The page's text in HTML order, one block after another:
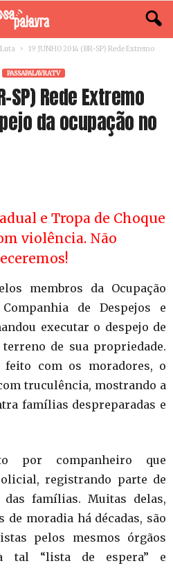
19 JUNHO 2014 (BR-SP) Rede Extremo
PASSAPALAVRATV
SP) Rede Extremo
da ocupação no
e Tropa de Choque
violência. Não
membros da Ocupação
de Despejos e
executar o despejo de
de sua propriedade.
feito com os moradores, o
truculência, mostrando a
famílias despreparadas e
por companheiro que
registrando parte de
famílias. Muitas delas,
moradia há décadas, são
pelos mesmos órgãos
tal “lista de espera” e